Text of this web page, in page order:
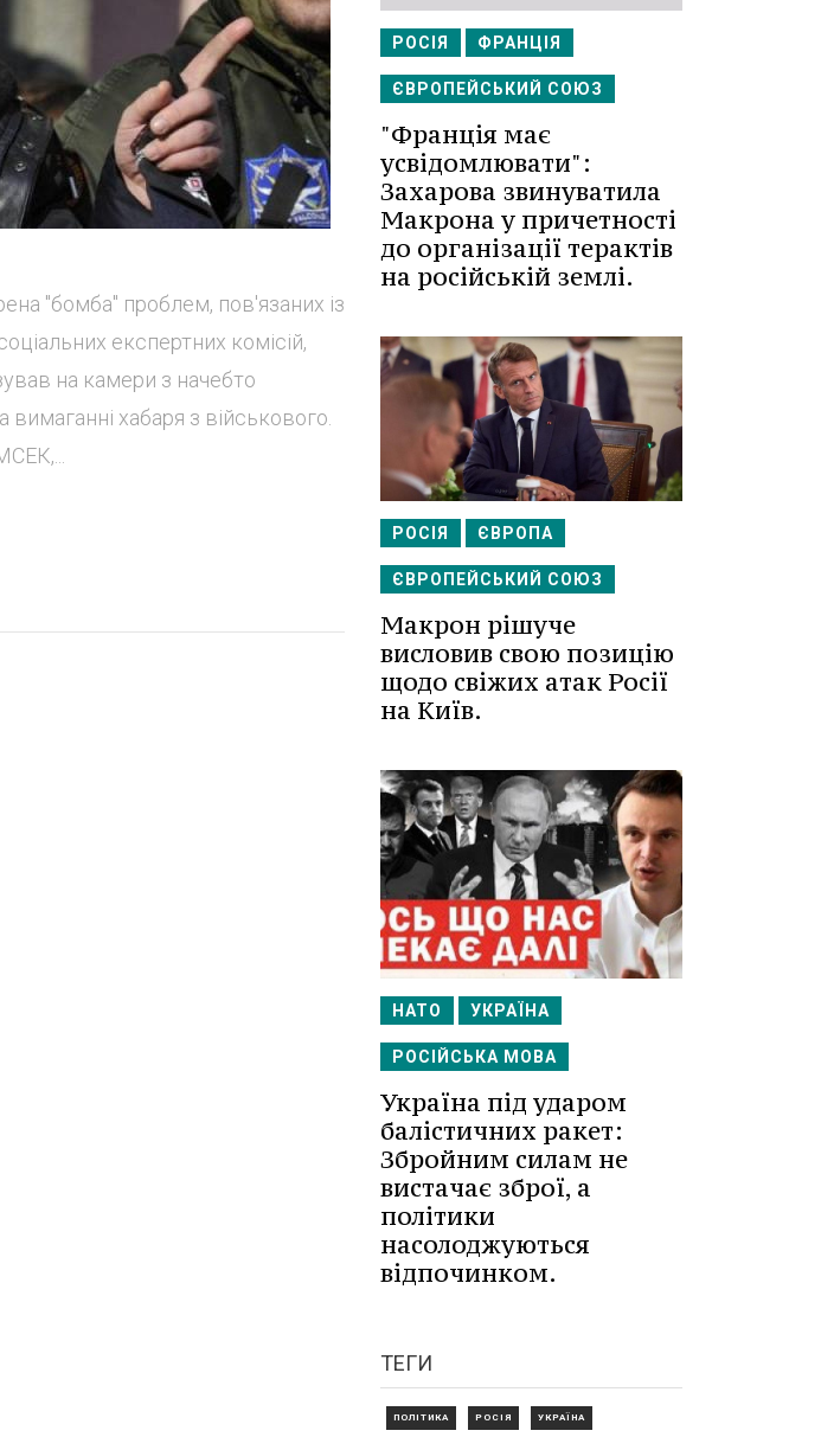
"бомба" проблем, пов'язаних із
експертних комісій,
на камери з начебто
хабаря з військового.
РОСІЯ ФРАНЦІЯ
ЄВРОПЕЙСЬКИЙ СОЮЗ
"Франція має
усвідомлювати":
Захарова звинуватила
Макрона у причетності
до організації терактів
на російській землі.
РОСІЯ ЄВРОПА
ЄВРОПЕЙСЬКИЙ СОЮЗ
Макрон рішуче
висловив свою позицію
щодо свіжих атак Росії
на Київ.
НАТО УКРАЇНА
РОСІЙСЬКА МОВА
Україна під ударом
балістичних ракет:
Збройним силам не
вистачає зброї, а
політики
насолоджуються
відпочинком.
ТЕГИ
ПОЛІТИКА РОСІЯ УКРАЇНА